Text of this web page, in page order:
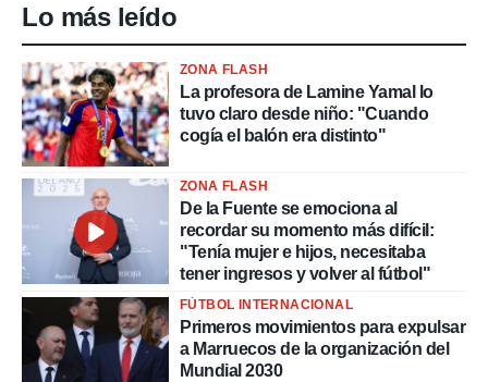
Lo más leído
ZONA FLASH
La profesora de Lamine Yamal lo
tuvo claro desde niño: "Cuando
cogía el balón era distinto"
ZONA FLASH
De la Fuente se emociona al
recordar su momento más difícil:
"Tenía mujer e hijos, necesitaba
tener ingresos y volver al fútbol"
FÚTBOL INTERNACIONAL
Primeros movimientos para expulsar
a Marruecos de la organización del
Mundial 2030